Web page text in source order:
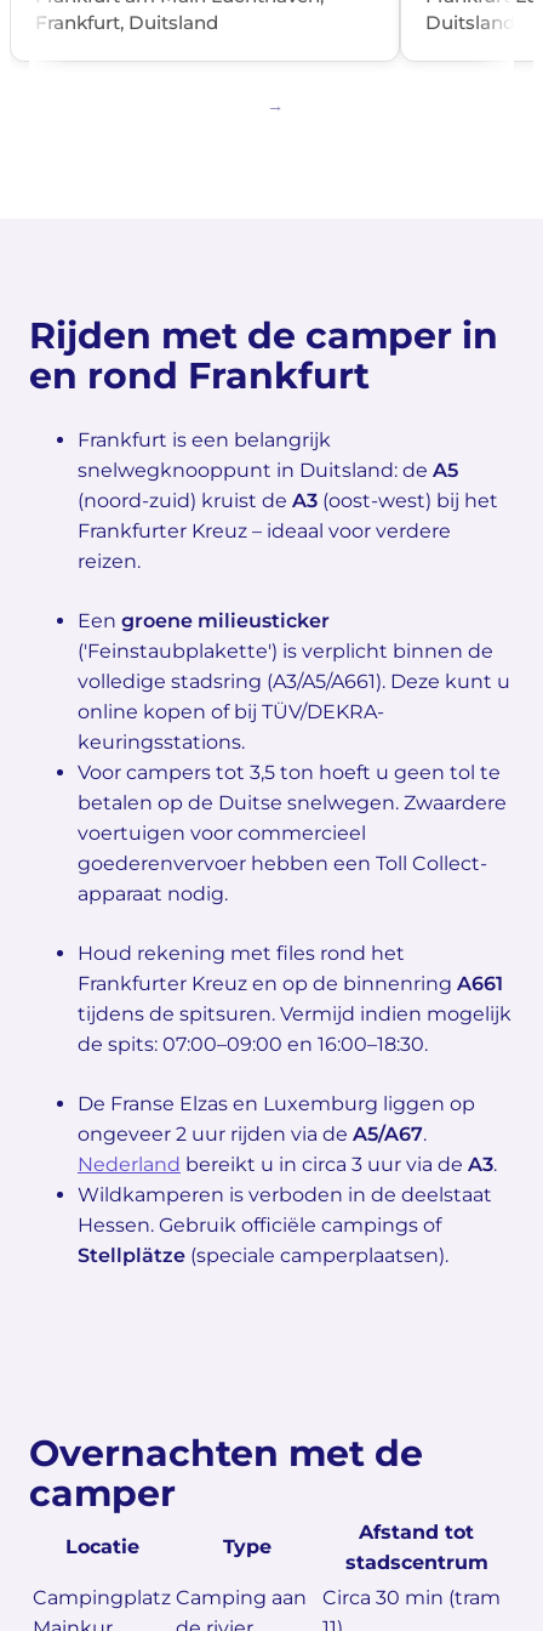
Frankfurt, Duitsland
Duitsland
Rijden met de camper in
en rond Frankfurt
Frankfurt is een belangrijk
snelwegknooppunt in Duitsland: de A5
(noord-zuid) kruist de A3 (oost-west) bij het
Frankfurter Kreuz – ideaal voor verdere
reizen.
Een groene milieusticker
('Feinstaubplakette') is verplicht binnen de
volledige stadsring (A3/A5/A661). Deze kunt u
online kopen of bij TÜV/DEKRA-
keuringsstations.
Voor campers tot 3,5 ton hoeft u geen tol te
betalen op de Duitse snelwegen. Zwaardere
voertuigen voor commercieel
goederenvervoer hebben een Toll Collect-
apparaat nodig.
Houd rekening met files rond het
Frankfurter Kreuz en op de binnenring A661
tijdens de spitsuren. Vermijd indien mogelijk
de spits: 07:00–09:00 en 16:00–18:30.
De Franse Elzas en Luxemburg liggen op
ongeveer 2 uur rijden via de A5/A67.
Nederland bereikt u in circa 3 uur via de A3.
Wildkamperen is verboden in de deelstaat
Hessen. Gebruik officiële campings of
Stellplätze (speciale camperplaatsen).
Overnachten met de
camper
Locatie Type
Afstand tot
stadscentrum
Campingplatz Camping aan
Circa 30 min (tram